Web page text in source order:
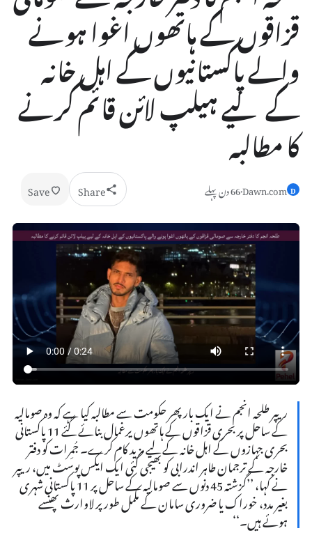
قزاقوں کے ہاتھوں اغوا ہونے
والے پاکستانیوں کے اہل خانہ
کے لیے ہیلپ لائن قائم کرنے
کا مطالبہ
D
Dawn.com
·66 دن پہلے Share
Save
ریپر طلحہ انجم نے ایک بار پھر حکومت سے مطالبہ کیا ہے کہ وہ صومالیہ
کے ساحل پر بحری قزاقوں کے ہاتھوں یرغمال بنائے گئے 11 پاکستانی
بحری جہازوں کے اہل خانہ کے لیے مزید کام کرے۔ جُمِرات کو دفتر
خارجہ کے ترجمان طاہر اندرابی کو بھیجی گئی ایک ایکس پوسٹ میں، ریپر
نے کہا، ’’گزشتہ 45 دنوں سے صومالیہ کے ساحل پر 11 پاکستانی شہری
بغیر مدد، خوراک یا ضروری سامان کے مکمل طور پر لاوارث پھنسے
ہوئے ہیں۔‘‘